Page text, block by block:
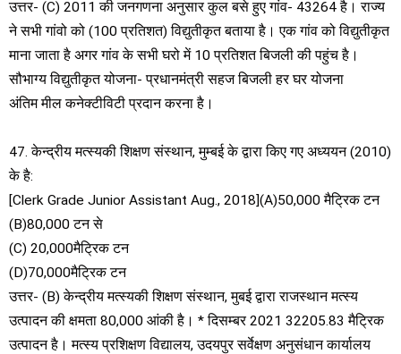
उत्तर- (C) 2011 की जनगणना अनुसार कुल बसे हुए गांव- 43264 है। राज्य
ने सभी गांवो को (100 प्रतिशत) विद्युतीकृत बताया है। एक गांव को विद्युतीकृत
माना जाता है अगर गांव के सभी घरो में 10 प्रतिशत बिजली की पहुंच है।
सौभाग्य विद्युतीकृत योजना- प्रधानमंत्री सहज बिजली हर घर योजना
अंतिम मील कनेक्टीविटी प्रदान करना है।
47. केन्द्रीय मत्स्यकी शिक्षण संस्थान, मुम्बई के द्वारा किए गए अध्ययन (2010)
के है:
[Clerk Grade Junior Assistant Aug., 2018](A)50,000 मैट्रिक टन
(B)80,000 टन से
(C) 20,000मैट्रिक टन
(D)70,000मैट्रिक टन
उत्तर- (B) केन्द्रीय मत्स्यकी शिक्षण संस्थान, मुबई द्वारा राजस्थान मत्स्य
उत्पादन की क्षमता 80,000 आंकी है। * दिसम्बर 2021 32205.83 मैट्रिक
उत्पादन है। मत्स्य प्रशिक्षण विद्यालय, उदयपुर सर्वेक्षण अनुसंधान कार्यालय